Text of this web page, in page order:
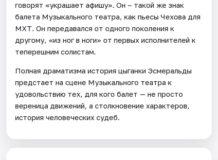
говорят «украшает афишу». Он – такой же знак
балета Музыкального театра, как пьесы Чехова для
МХТ. Он передавался от одного поколения к
другому, «из ног в ноги» от первых исполнителей к
теперешним солистам.
Полная драматизма история цыганки Эсмеральды
предстает на сцене Музыкального театра к
удовольствию тех, для кого балет — не просто
вереница движений, а столкновение характеров,
история человеческих судеб.